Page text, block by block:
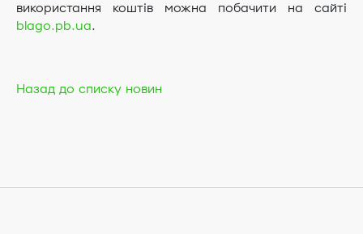
використання коштів можна побачити на сайті
blago.pb.ua.
Назад до списку новин